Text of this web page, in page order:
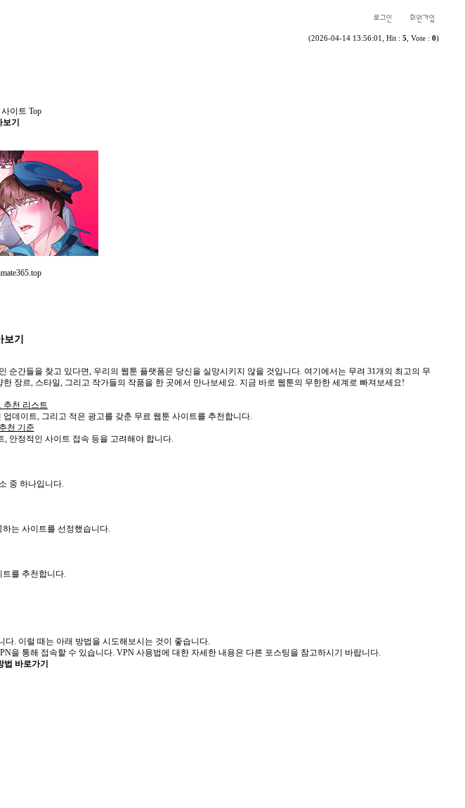
(2026-04-14 13:56:01, Hit : 5 , Vote : 0)
이트 Top
기
기
간들을 찾고 있다면, 우리의 웹툰 플랫폼은 당신을 실망시키지 않을 것입니다. 여기에서는 무려 31개의 최고의 무
장르, 스타일, 그리고 작가들의 작품을 한 곳에서 만나보세요. 지금 바로 웹툰의 무한한 세계로 빠져보세요!
추천 리스트
데이트, 그리고 적은 광고를 갖춘 무료 웹툰 사이트를 추천합니다.
천 기준
안정적인 사이트 접속 등을 고려해야 합니다.
중 하나입니다.
는 사이트를 선정했습니다.
를 추천합니다.
. 이럴 때는 아래 방법을 시도해보시는 것이 좋습니다.
을 통해 접속할 수 있습니다. VPN 사용법에 대한 자세한 내용은 다른 포스팅을 참고하시기 바랍니다.
바로가기